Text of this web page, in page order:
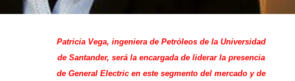
Patricia Vega, ingeniera de Petróleos de la Universidad
de Santander, será la encargada de liderar la presencia
de General Electric en este segmento del mercado y de